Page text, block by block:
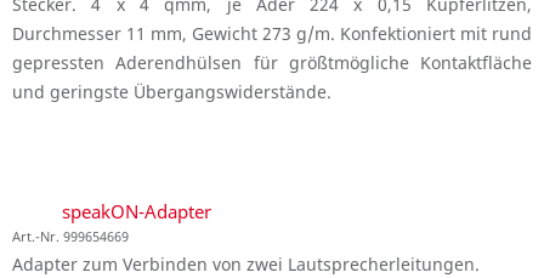
Durchmesser 11 mm, Gewicht 273 g/m. Konfektioniert mit rund
gepressten Aderendhülsen für größtmögliche Kontaktfläche
und geringste Übergangswiderstände.
speakON-Adapter
Art.-Nr. 999654669
Adapter zum Verbinden von zwei Lautsprecherleitungen.